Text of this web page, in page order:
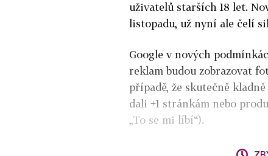
uživatelů starších 18 let.
listopadu, už nyní ale čelí
Google v nových
reklam budou zobrazovat
případě, že skutečně
dali +1 stránkám nebo
„To se mi líbí“).